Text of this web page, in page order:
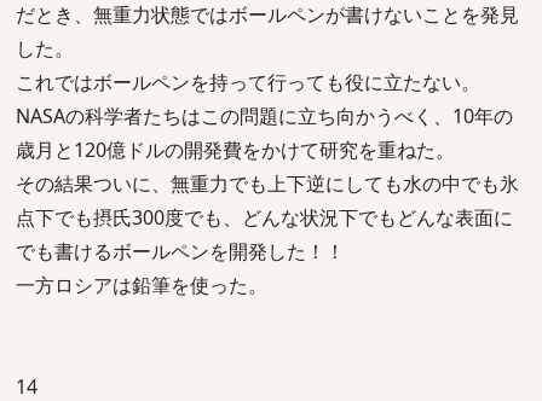
だとき、無重力状態ではボールペンが書けないことを発見
した。
これではボールペンを持って行っても役に立たない。
NASAの科学者たちはこの問題に立ち向かうべく、10年の
歳月と120億ドルの開発費をかけて研究を重ねた。
その結果ついに、無重力でも上下逆にしても水の中でも氷
点下でも摂氏300度でも、どんな状況下でもどんな表面に
でも書けるボールペンを開発した！！
一方ロシアは鉛筆を使った。
14